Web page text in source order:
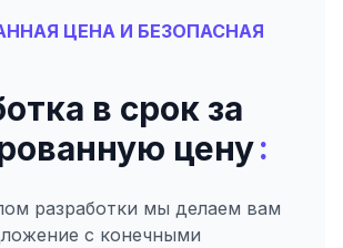
ЦЕНА И БЕЗОПАСНАЯ
в срок за
цену:
разработки мы делаем вам
с конечными